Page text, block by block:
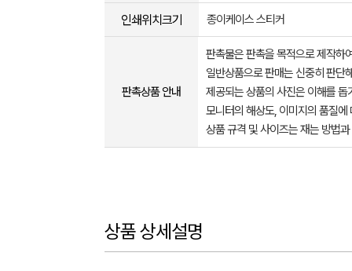
인쇄위치크기 종이케이스 스티커
판촉상품 안내
판촉물은 판촉을 목적으로 제작하
일반상품으로 판매는 신중히 판단
제공되는 상품의 사진은 이해를
모니터의 해상도, 이미지의 품질
상품 규격 및 사이즈는 재는 방법
상품 상세설명